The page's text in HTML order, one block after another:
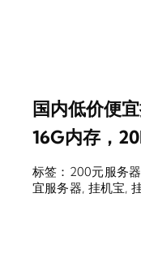
国内低价便
16G内存，
标签： 200元服务器
宜服务器, 挂机宝,